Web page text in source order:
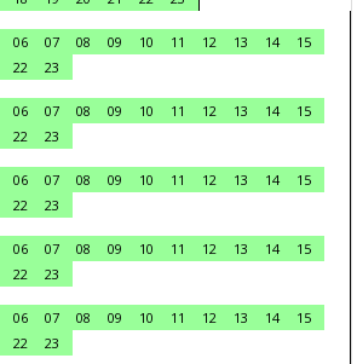
06 07 08 09 10 11 12 13 14
15
22
23
06 07 08 09 10 11 12 13 14
15
22
23
06 07 08 09 10 11 12 13 14
15
22
23
06 07 08 09 10 11 12 13 14
15
22
23
06 07 08 09 10 11 12 13 14
15
22
23